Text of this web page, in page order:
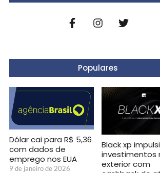
Populares
Dólar cai para R$ 5,36
com dados de
emprego nos EUA
9 de janeiro de 2026
Black xp
investimentos
exterior com